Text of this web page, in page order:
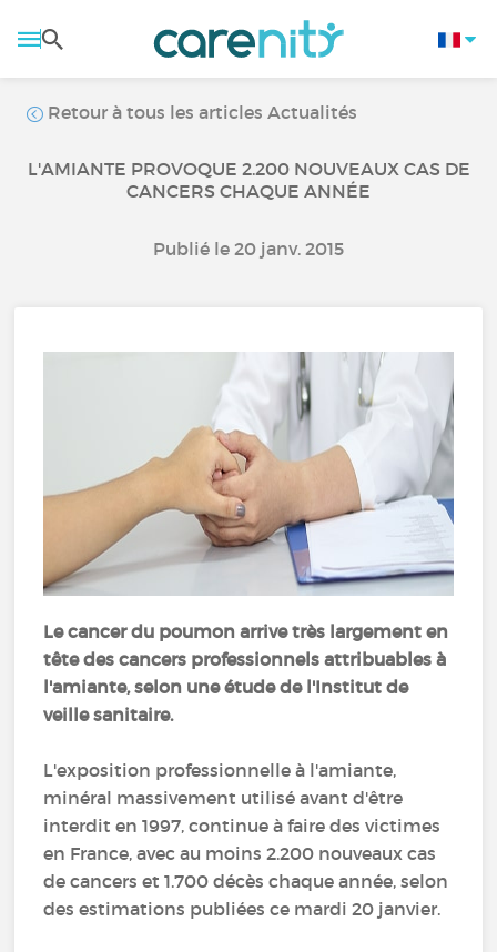
Retour à tous les articles Actualités
L'AMIANTE PROVOQUE 2.200 NOUVEAUX CAS DE
CANCERS CHAQUE ANNÉE
Publié le 20 janv. 2015
Le cancer du poumon arrive très largement en
tête des cancers professionnels attribuables à
l'amiante, selon une étude de l'Institut de
veille sanitaire.
L'exposition professionnelle à l'amiante,
minéral massivement utilisé avant d'être
interdit en 1997, continue à faire des victimes
en France, avec au moins 2.200 nouveaux cas
de cancers et 1.700 décès chaque année, selon
des estimations publiées ce mardi 20 janvier.